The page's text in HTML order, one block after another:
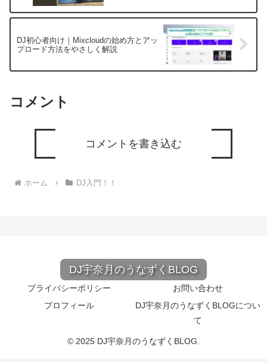
DJ初心者向け｜Mixcloudの始め方とアッ
プロード方法をやさしく解説
コメント
コメントを書き込む
ホーム DJ入門！！
DJ宇奈月のうなずくBLOG
プライバシーポリシー
お問い合わせ
プロフィール
DJ宇奈月のうなずくBLOGについ
て
© 2025 DJ宇奈月のうなずくBLOG.